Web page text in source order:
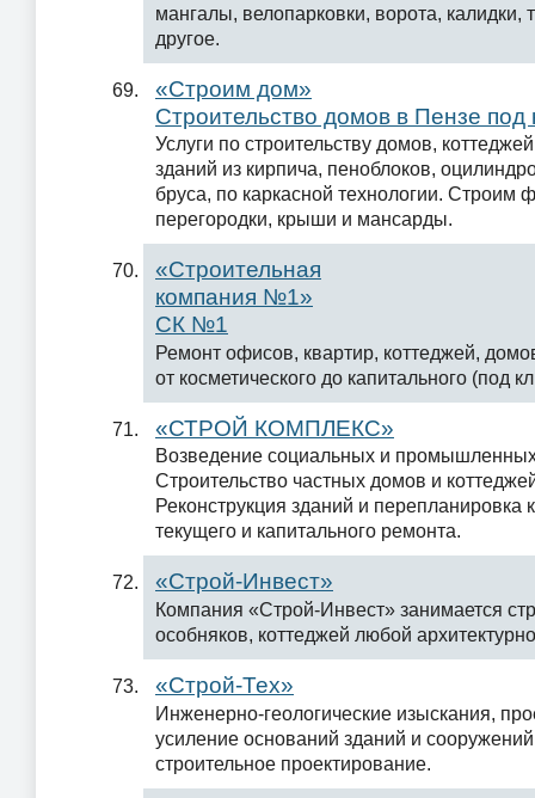
мангалы, велопарковки, ворота, калидки,
другое.
«Строим дом»
Строительство домов в Пензе под
Услуги по строительству домов,
зданий из кирпича, пеноблоков,
бруса, по каркасной технологии. Строим
перегородки, крыши и мансарды.
«Строительная
компания №1»
СК №1
Ремонт офисов, квартир, коттеджей,
от косметического до капитального (под
«СТРОЙ КОМПЛЕКС»
Возведение социальных и
Строительство частных домов и
Реконструкция зданий и
текущего и капитального ремонта.
«Строй-Инвест»
Компания «Строй-Инвест» занимается
особняков, коттеджей любой
«Строй-Тех»
Инженерно-геологические изыскания,
усиление оснований зданий и
строительное проектирование.